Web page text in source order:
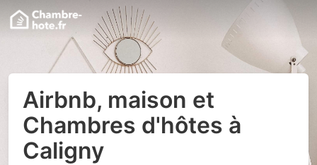
Airbnb, maison et
Chambres d'hôtes à
Caligny